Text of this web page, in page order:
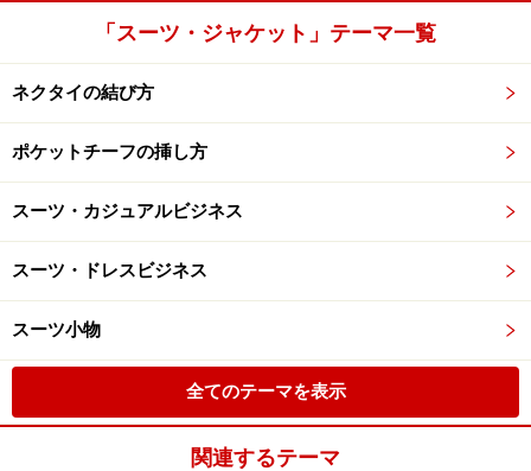
「スーツ・ジャケット」テーマ一覧
ネクタイの結び方
ポケットチーフの挿し方
スーツ・カジュアルビジネス
スーツ・ドレスビジネス
スーツ小物
全てのテーマを表示
関連するテーマ